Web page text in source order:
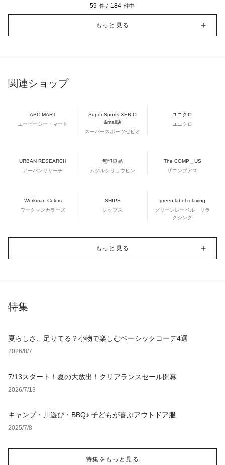
59 件 / 184 件中
もっと見る
関連ショップ
ABC-MART
エービーシー・マート
Super Sports XEBIO
&mall店
スーパースポーツゼビオ
ユニクロ
ユニクロ
URBAN RESEARCH
アーバンリサーチ
無印良品
ムジルシリョウヒン
The COMP＿US
ザコンプアス
Workman Colors
ワークマンカラーズ
SHIPS
シップス
green label relaxing
グリーンレーベル リラ
クシング
もっと見る
特集
夏らしさ、足りてる？小物で楽しむベーシックコーデ4選
2026/8/7
7/13スタート！夏の大放出！クリアランスセール開幕
2026/7/13
キャンプ・川遊び・BBQ♪ 子どもが喜ぶアウトドア服
2025/7/8
特集をもっと見る